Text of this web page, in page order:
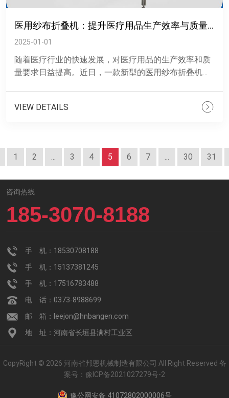
医用纱布折叠机：提升医疗用品生产效率与质量的新利器
2025-01-01
随着医疗行业的快速发展，对医疗用品的生产效率和质
量要求日益提高。近日，一款新型的医用纱布折叠机凭
VIEW DETAILS
1 2 ... 3 4 5 6 7 ... 30 31
咨询热线
185-3070-8188
手 机：18530708188
手 机：15137381245
手 机：17516783488
电 话：0373-8988699
邮 箱：leejon@hnbangen.com
地 址：河南省长垣县满村工业区
CopyRight © 2026 河南省邦恩机械制造有限公司 All Right Reserved 备
案号： 豫ICP备2021027279号-2
豫公网安备 41072802000006号